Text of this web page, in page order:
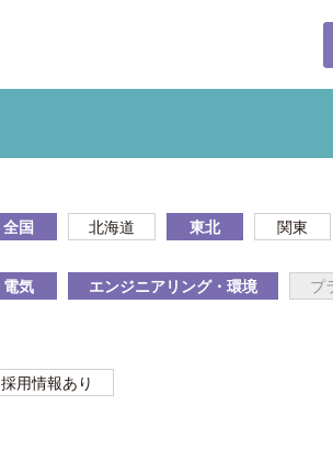
全国 北海道 東北 関東
電気 エンジニアリング・環境 プ
採用情報あり